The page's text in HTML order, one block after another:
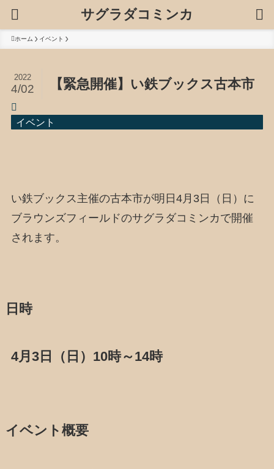
サグラダコミンカ
ホーム イベント
【緊急開催】い鉄ブックス古本市
2022
4/02
イベント
い鉄ブックス主催の古本市が明日4月3日（日）に
ブラウンズフィールドのサグラダコミンカで開催
されます。
日時
4月3日（日）10時～14時
イベント概要